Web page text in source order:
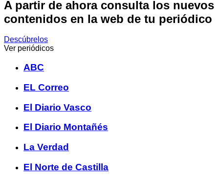
A partir de ahora consulta los nuevos
contenidos en la web de tu periódico
Descúbrelos
Ver periódicos
ABC
EL Correo
El Diario Vasco
El Diario Montañés
La Verdad
El Norte de Castilla